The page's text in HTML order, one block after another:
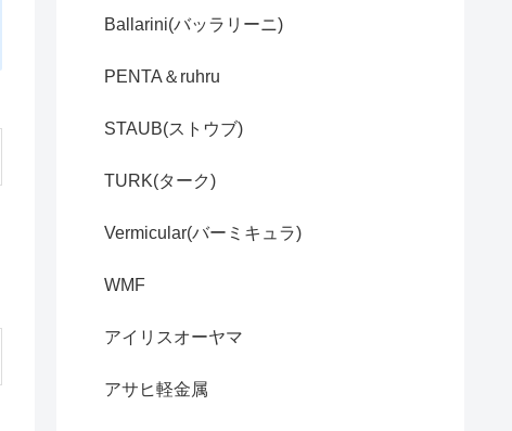
Ballarini(バッラリーニ)
PENTA＆ruhru
STAUB(ストウブ)
TURK(ターク)
Vermicular(バーミキュラ)
WMF
アイリスオーヤマ
アサヒ軽金属